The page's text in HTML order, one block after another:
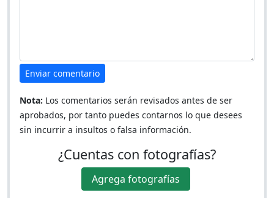
Enviar comentario
Nota: Los comentarios serán revisados antes de ser
aprobados, por tanto puedes contarnos lo que desees
sin incurrir a insultos o falsa información.
¿Cuentas con fotografías?
Agrega fotografías